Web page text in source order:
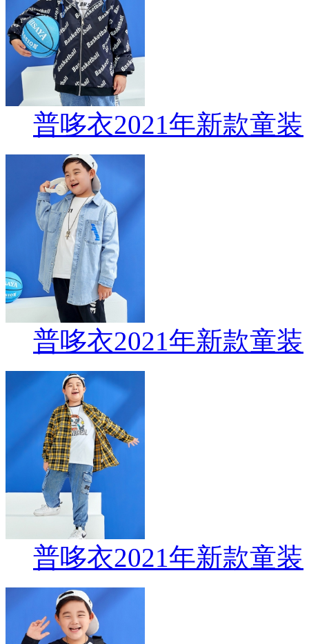
普哆衣2021年新款童装
普哆衣2021年新款童装
普哆衣2021年新款童装